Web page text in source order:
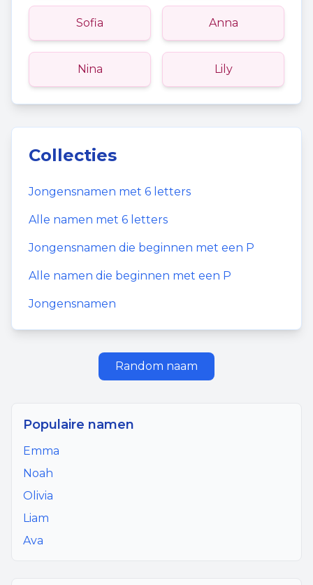
Sofia Anna
Nina Lily
Collecties
Jongensnamen met 6 letters
Alle namen met 6 letters
Jongensnamen die beginnen met een P
Alle namen die beginnen met een P
Jongensnamen
Random naam
Populaire namen
Emma
Noah
Olivia
Liam
Ava